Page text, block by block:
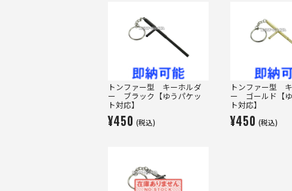
トンファー型 キーホルダ
ー ブラック【ゆうパケッ
ト対応】
¥450 (税込)
トンファー型
ー ゴールド【
ト対応】
¥450 (税込)